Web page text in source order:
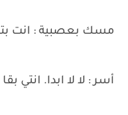
مسك بعصبية : انت
أسر : لا لا ابدا. انتي